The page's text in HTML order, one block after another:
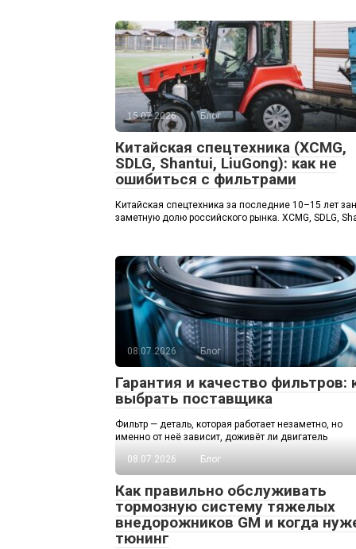
15.07.2026 Блог
Китайская спецтехника (XCMG,
SDLG, Shantui, LiuGong): как не
ошибиться с фильтрами
Китайская спецтехника за последние 10–15 лет
заметную долю российского рынка. XCMG, SDLG,
08.07.2026 Блог
Гарантия и качество фильтров:
выбрать поставщика
Фильтр — деталь, которая работает незаметно, но
именно от неё зависит, доживёт ли двигатель
08.07.2026
Блог
Как правильно обслуживать
тормозную систему тяжелых
внедорожников GM и когда
тюнинг